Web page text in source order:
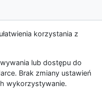
korzystania z
lub dostępu do
Brak zmiany ustawień
wykorzystywanie.